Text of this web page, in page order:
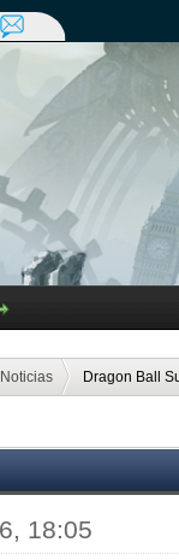
Noticias Dragon Ball
18:05